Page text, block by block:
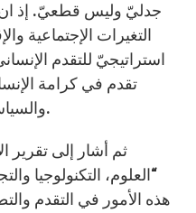
جدليّ وليس قطعيّ. إذ ان
التغيرات الإجتماعية
استراتيجيّ للتقدم
تقدم في كرامة
والسياسية، أي حقوق الإنسان الفعلية.
ثم أشار إلى تقرير
“العلوم، التكنولوجيا
هذه الأمور في التقدم